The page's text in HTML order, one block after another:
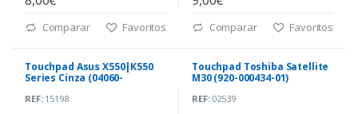
Comparar Favoritos Comparar Favoritos
Touchpad Asus X550|K550
Series Cinza (04060-
REF:15198
Touchpad Toshiba Satellite
M30 (920-000434-01)
REF:02539